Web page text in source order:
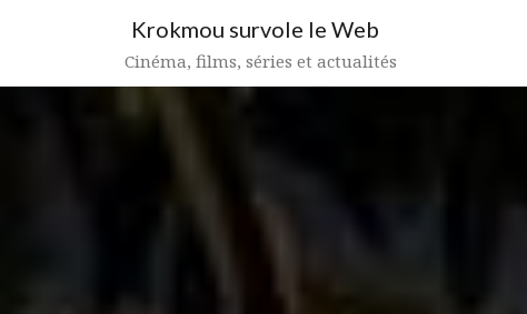
Krokmou survole le Web
Cinéma, films, séries et actualités